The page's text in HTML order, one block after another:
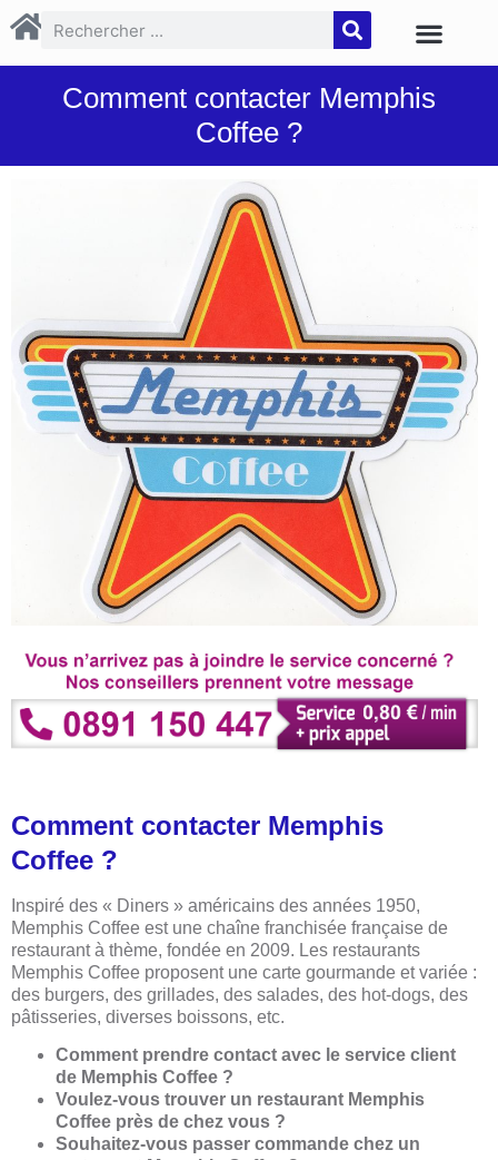
Comment contacter Memphis
Coffee ?
Comment contacter Memphis
Coffee ?
Inspiré des « Diners » américains des années 1950,
Memphis Coffee est une chaîne franchisée française de
restaurant à thème, fondée en 2009. Les restaurants
Memphis Coffee proposent une carte gourmande et variée :
des burgers, des grillades, des salades, des hot-dogs, des
pâtisseries, diverses boissons, etc.
Comment prendre contact avec le service client
de Memphis Coffee ?
Voulez-vous trouver un restaurant Memphis
Coffee près de chez vous ?
Souhaitez-vous passer commande chez un